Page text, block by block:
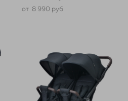
от 8 990 pуб.